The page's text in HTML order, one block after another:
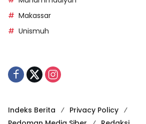
Makassar
Unismuh
Indeks Berita
Privacy Policy